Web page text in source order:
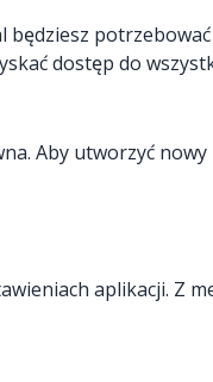
dostęp do
Aby utworzyć
aplikacji. Z